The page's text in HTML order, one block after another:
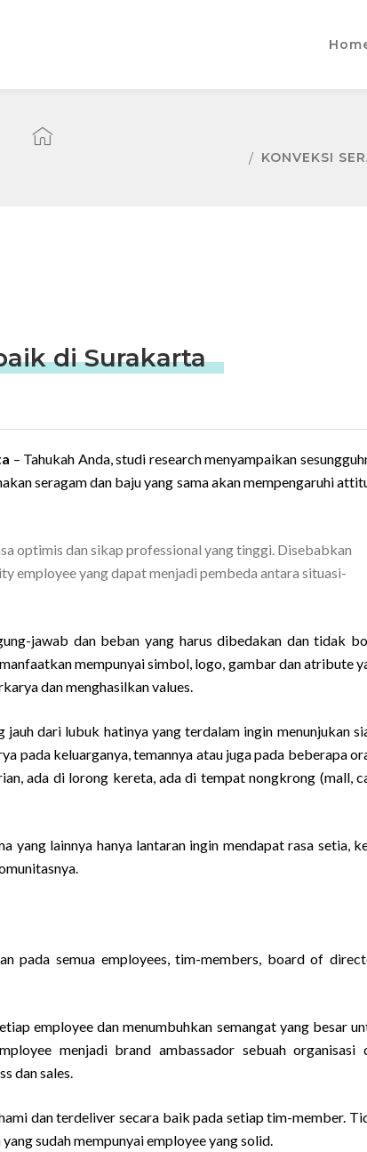
KONVEKSI
di Surakarta
– Tahukah Anda, studi research menyampaikan
seragam dan baju yang sama akan mempengaruhi
optimis dan sikap professional yang tinggi. Disebabkan
employee yang dapat menjadi pembeda antara situasi-
jawab dan beban yang harus dibedakan dan tidak
mempunyai simbol, logo, gambar dan atribute
dan menghasilkan values.
jauh dari lubuk hatinya yang terdalam ingin menunjukan
pada keluarganya, temannya atau juga pada beberapa
ada di lorong kereta, ada di tempat nongkrong (mall,
yang lainnya hanya lantaran ingin mendapat rasa setia,
pada semua employees, tim-members, board of
employee dan menumbuhkan semangat yang besar
menjadi brand ambassador sebuah organisasi
dan sales.
dan terdeliver secara baik pada setiap tim-member.
sudah mempunyai employee yang solid.